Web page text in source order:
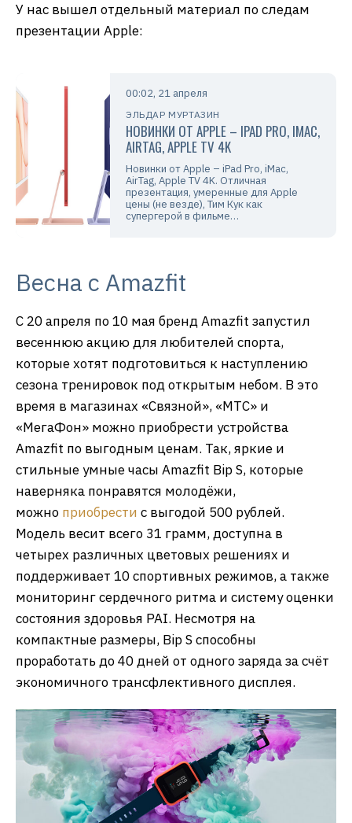
У нас вышел отдельный материал по следам
презентации Apple:
00:02, 21 апреля
ЭЛЬДАР МУРТАЗИН
НОВИНКИ ОТ APPLE – IPAD PRO, IMAC,
AIRTAG, APPLE TV 4K
Новинки от Apple – iPad Pro, iMac,
AirTag, Apple TV 4K. Отличная
презентация, умеренные для Apple
цены (не везде), Тим Кук как
супергерой в фильме…
Весна с Amazfit
С 20 апреля по 10 мая бренд Amazfit запустил
весеннюю акцию для любителей спорта,
которые хотят подготовиться к наступлению
сезона тренировок под открытым небом. В это
время в магазинах «Связной», «МТС» и
«МегаФон» можно приобрести устройства
Amazfit по выгодным ценам. Так, яркие и
стильные умные часы Amazfit Bip S, которые
наверняка понравятся молодёжи,
можно приобрести с выгодой 500 рублей.
Модель весит всего 31 грамм, доступна в
четырех различных цветовых решениях и
поддерживает 10 спортивных режимов, а также
мониторинг сердечного ритма и систему оценки
состояния здоровья PAI. Несмотря на
компактные размеры, Bip S способны
проработать до 40 дней от одного заряда за счёт
экономичного трансфлективного дисплея.